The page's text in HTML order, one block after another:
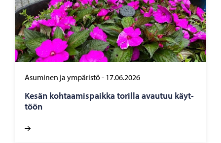
Asuminen ja ympäristö- 17.06.2026
Kesän koh­taa­mis­paik­ka to­ril­la avau­tuu käyt­
töön